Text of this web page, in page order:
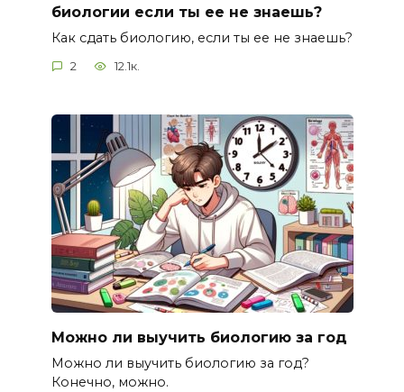
биологии если ты ее не знаешь?
Как сдать биологию, если ты ее не знаешь?
2 12.1к.
Можно ли выучить биологию за год
Можно ли выучить биологию за год?
Конечно, можно.